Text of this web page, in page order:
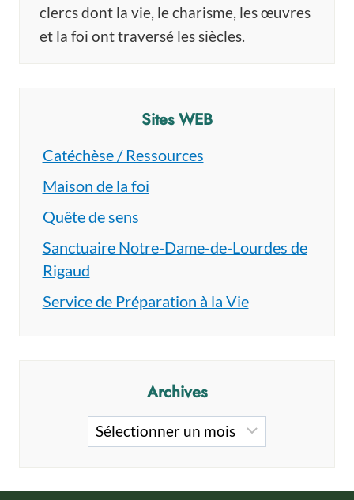
clercs dont la vie, le charisme, les œuvres
et la foi ont traversé les siècles.
Sites WEB
Catéchèse / Ressources
Maison de la foi
Quête de sens
Sanctuaire Notre-Dame-de-Lourdes de
Rigaud
Service de Préparation à la Vie
Archives
Archives